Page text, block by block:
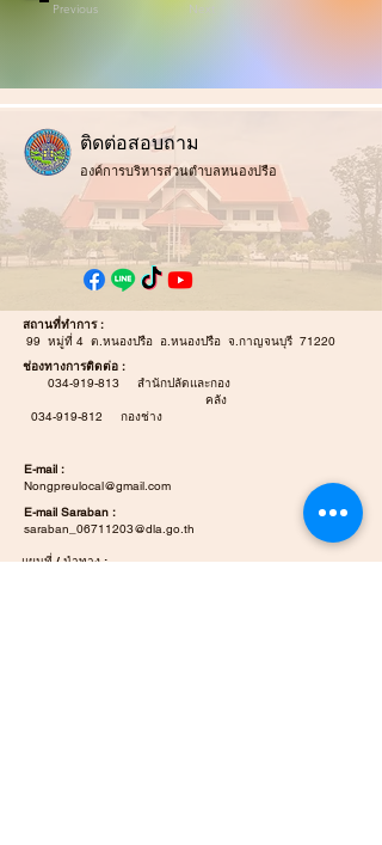
Previous Next
ติดต่อสอบถาม
องค์การบริหารส่วนตำบลหนองปรือ
สถานที่ทำการ :
99 หมู่ที่ 4 ต.หนองปรือ อ.หนองปรือ จ.กาญจนบุรี 71220
ช่องทางการติดต่อ :
034-919-813 สำนักปลัดและกอง
คลัง
034-919-812 กองช่าง
E-mail :
Nongpreulocal@gmail.com
E-mail Saraban :
saraban_06711203@dla.go.th
แผนที่ / นำทาง :